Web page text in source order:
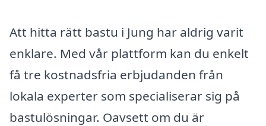
Att hitta rätt bastu i Jung har aldrig varit
enklare. Med vår plattform kan du enkelt
få tre kostnadsfria erbjudanden från
lokala experter som specialiserar sig på
bastulösningar. Oavsett om du är